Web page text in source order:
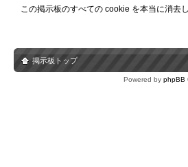
この掲示板のすべての cookie を本当に消去
掲示板トップ
Powered by phpBB